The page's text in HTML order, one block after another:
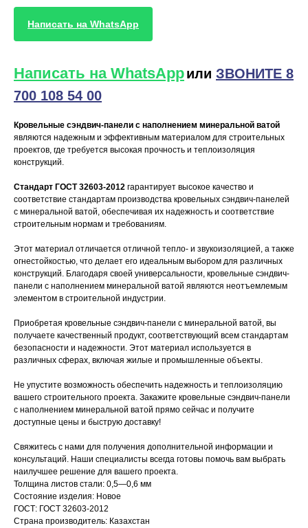
Написать на WhatsApp
Написать на WhatsAppили ЗВОНИТЕ 8
700 108 54 00
Кровельные сэндвич-панели с наполнением минеральной ватой
являются надежным и эффективным материалом для строительных
проектов, где требуется высокая прочность и теплоизоляция
конструкций.
Стандарт ГОСТ 32603-2012 гарантирует высокое качество и
соответствие стандартам производства кровельных сэндвич-панелей
с минеральной ватой, обеспечивая их надежность и соответствие
строительным нормам и требованиям.
Этот материал отличается отличной тепло- и звукоизоляцией, а также
огнестойкостью, что делает его идеальным выбором для различных
конструкций. Благодаря своей универсальности, кровельные сэндвич-
панели с наполнением минеральной ватой являются неотъемлемым
элементом в строительной индустрии.
Приобретая кровельные сэндвич-панели с минеральной ватой, вы
получаете качественный продукт, соответствующий всем стандартам
безопасности и надежности. Этот материал используется в
различных сферах, включая жилые и промышленные объекты.
Не упустите возможность обеспечить надежность и теплоизоляцию
вашего строительного проекта. Закажите кровельные сэндвич-панели
с наполнением минеральной ватой прямо сейчас и получите
доступные цены и быструю доставку!
Свяжитесь с нами для получения дополнительной информации и
консультаций. Наши специалисты всегда готовы помочь вам выбрать
наилучшее решение для вашего проекта.
Толщина листов стали: 0,5―0,6 мм
Состояние изделия: Новое
ГОСТ: ГОСТ 32603-2012
Страна производитель: Казахстан